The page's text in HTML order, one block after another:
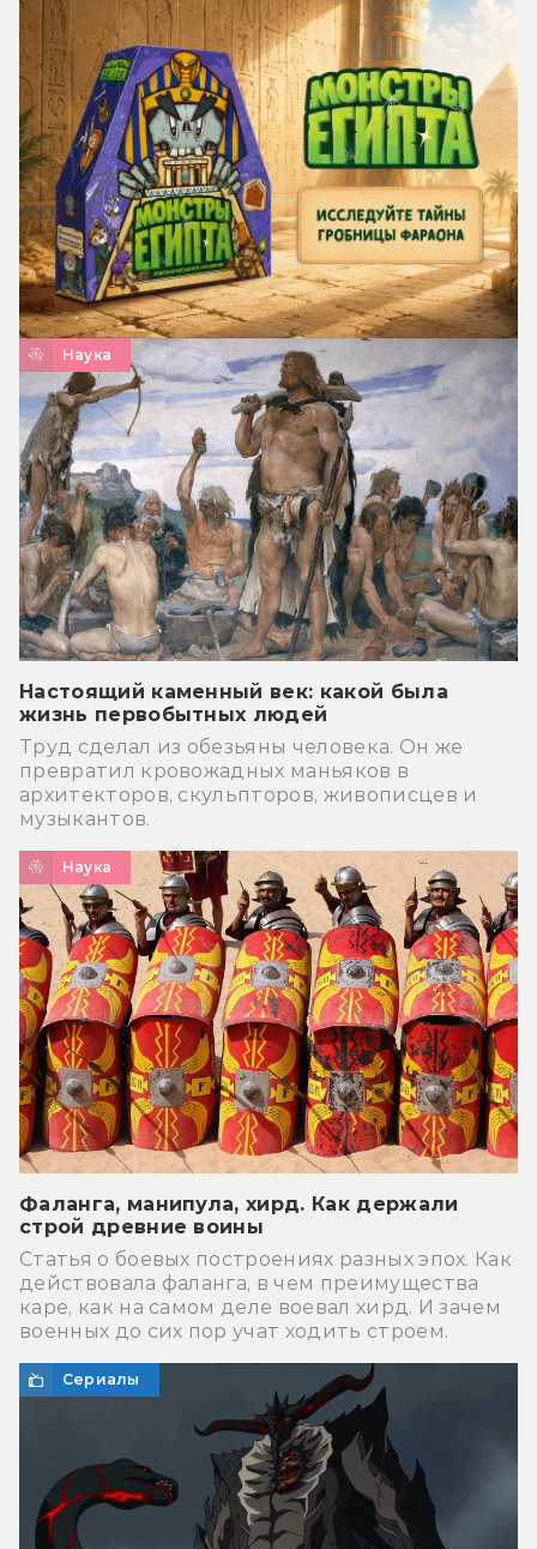
Наука
Настоящий каменный век: какой была
жизнь первобытных людей
Труд сделал из обезьяны человека. Он же
превратил кровожадных маньяков в
архитекторов, скульпторов, живописцев и
музыкантов.
Наука
Фаланга, манипула, хирд. Как держали
строй древние воины
Статья о боевых построениях разных эпох. Как
действовала фаланга, в чем преимущества
каре, как на самом деле воевал хирд. И зачем
военных до сих пор учат ходить строем.
Сериалы